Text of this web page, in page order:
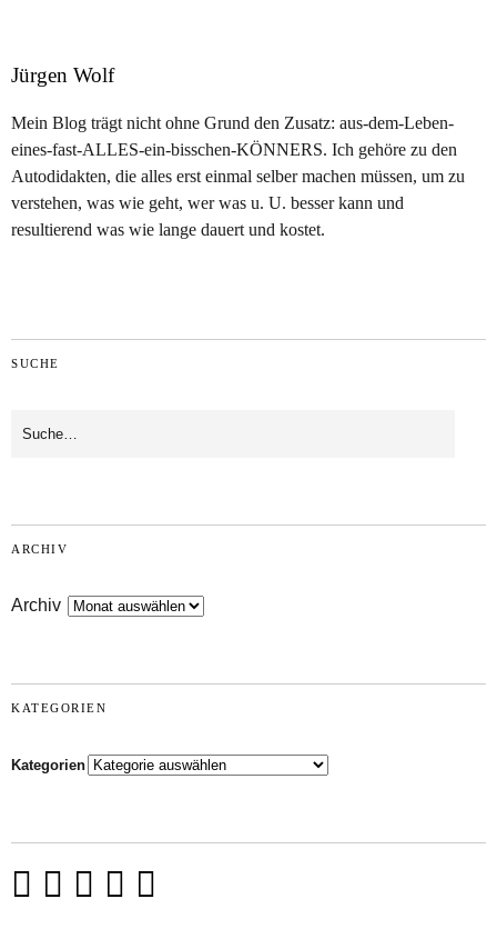
Jürgen Wolf
Mein Blog trägt nicht ohne Grund den Zusatz: aus-dem-Leben-
eines-fast-ALLES-ein-bisschen-KÖNNERS. Ich gehöre zu den
Autodidakten, die alles erst einmal selber machen müssen, um zu
verstehen, was wie geht, wer was u. U. besser kann und
resultierend was wie lange dauert und kostet.
SUCHE
ARCHIV
Archiv
KATEGORIEN
Kategorien